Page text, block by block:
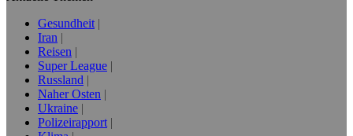
Gesundheit
Iran
Reisen
Super League
Russland
Naher Osten
Ukraine
Polizeirapport